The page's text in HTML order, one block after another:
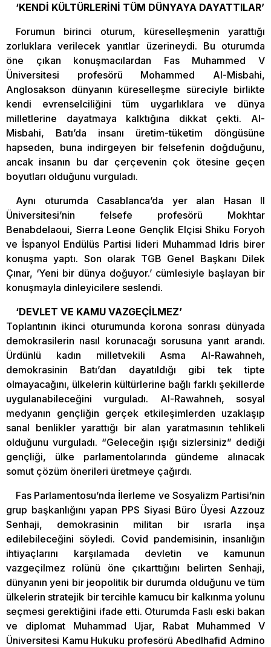
‘KENDİ KÜLTÜRLERİNİ TÜM DÜNYAYA DAYATTILAR’
Forumun birinci oturum, küreselleşmenin yarattığı
zorluklara verilecek yanıtlar üzerineydi. Bu oturumda
öne çıkan konuşmacılardan Fas Muhammed V
Üniversitesi profesörü Mohammed Al-Misbahi,
Anglosakson dünyanın küreselleşme süreciyle birlikte
kendi evrenselciliğini tüm uygarlıklara ve dünya
milletlerine dayatmaya kalktığına dikkat çekti. Al-
Misbahi, Batı’da insanı üretim-tüketim döngüsüne
hapseden, buna indirgeyen bir felsefenin doğduğunu,
ancak insanın bu dar çerçevenin çok ötesine geçen
boyutları olduğunu vurguladı.
Aynı oturumda Casablanca’da yer alan Hasan II
Üniversitesi’nin felsefe profesörü Mokhtar
Benabdelaoui, Sierra Leone Gençlik Elçisi Shiku Foryoh
ve İspanyol Endülüs Partisi lideri Muhammad Idris birer
konuşma yaptı. Son olarak TGB Genel Başkanı Dilek
Çınar, ‘Yeni bir dünya doğuyor.’ cümlesiyle başlayan bir
konuşmayla dinleyicilere seslendi.
‘DEVLET VE KAMU VAZGEÇİLMEZ’
Toplantının ikinci oturumunda korona sonrası dünyada
demokrasilerin nasıl korunacağı sorusuna yanıt arandı.
Ürdünlü kadın milletvekili Asma Al-Rawahneh,
demokrasinin Batı’dan dayatıldığı gibi tek tipte
olmayacağını, ülkelerin kültürlerine bağlı farklı şekillerde
uygulanabileceğini vurguladı. Al-Rawahneh, sosyal
medyanın gençliğin gerçek etkileşimlerden uzaklaşıp
sanal benlikler yarattığı bir alan yaratmasının tehlikeli
olduğunu vurguladı. “Geleceğin ışığı sizlersiniz” dediği
gençliği, ülke parlamentolarında gündeme alınacak
somut çözüm önerileri üretmeye çağırdı.
Fas Parlamentosu’nda İlerleme ve Sosyalizm Partisi’nin
grup başkanlığını yapan PPS Siyasi Büro Üyesi Azzouz
Senhaji, demokrasinin militan bir ısrarla inşa
edilebileceğini söyledi. Covid pandemisinin, insanlığın
ihtiyaçlarını karşılamada devletin ve kamunun
vazgeçilmez rolünü öne çıkarttığını belirten Senhaji,
dünyanın yeni bir jeopolitik bir durumda olduğunu ve tüm
ülkelerin stratejik bir tercihle kamucu bir kalkınma yolunu
seçmesi gerektiğini ifade etti. Oturumda Faslı eski bakan
ve diplomat Muhammad Ujar, Rabat Muhammed V
Üniversitesi Kamu Hukuku profesörü Abedlhafid Admino